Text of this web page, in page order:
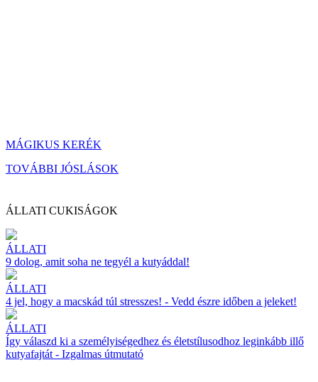
MÁGIKUS KERÉK
TOVÁBBI JÓSLÁSOK
ÁLLATI CUKISÁGOK
ÁLLATI
9 dolog, amit soha ne tegyél a kutyáddal!
ÁLLATI
4 jel, hogy a macskád túl stresszes! - Vedd észre időben a jeleket!
ÁLLATI
Így válaszd ki a személyiségedhez és életstílusodhoz leginkább illő
kutyafajtát - Izgalmas útmutató